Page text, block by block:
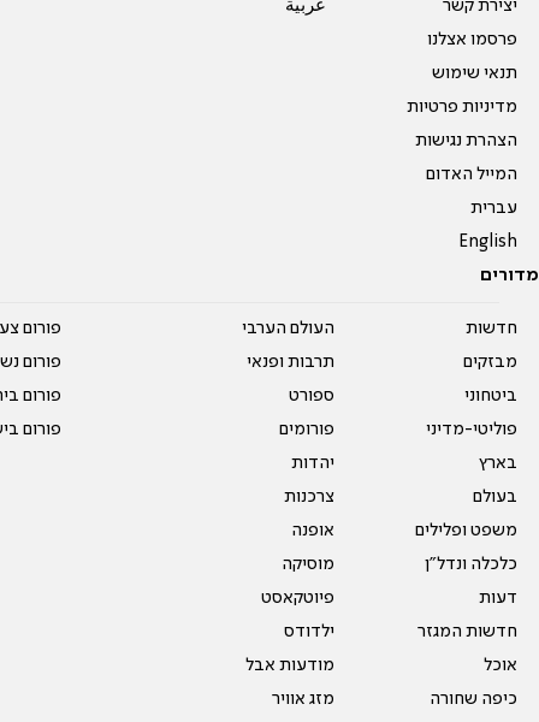
יצירת קשר
פרסמו אצלנו
תנאי שימוש
מדיניות פרטיות
הצהרת נגישות
המייל האדום
עברית
English
عربية
מדורים
חדשות
מבזקים
ביטחוני
פוליטי-מדיני
בארץ
בעולם
משפט ופלילים
כלכלה ונדל"ן
דעות
חדשות המגזר
אוכל
כיפה שחורה
העולם הערבי
תרבות ופנאי
ספורט
פורומים
יהדות
צרכנות
אופנה
מוסיקה
פיוטקאסט
ילדודס
מודעות אבל
מזג אוויר
פורום
פורום
פורום
פורום